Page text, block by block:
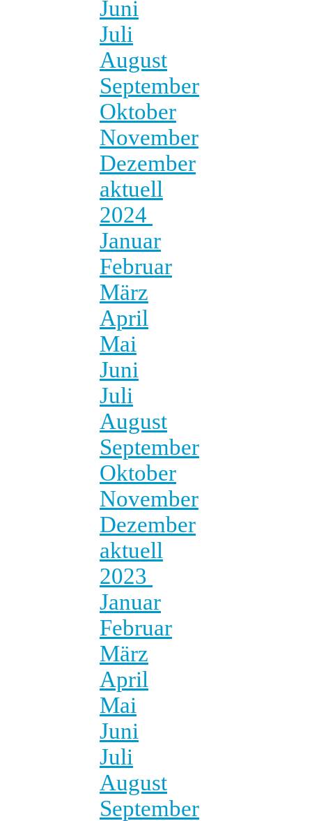
Juni
Juli
August
September
Oktober
November
Dezember
aktuell
2024
Januar
Februar
März
April
Mai
Juni
Juli
August
September
Oktober
November
Dezember
aktuell
2023
Januar
Februar
März
April
Mai
Juni
Juli
August
September